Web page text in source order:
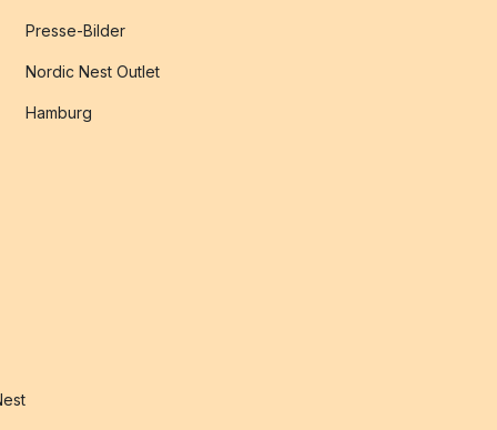
Presse-Bilder
Nordic Nest Outlet
Hamburg